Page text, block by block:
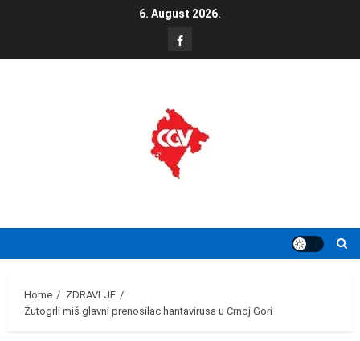
6. August 2026.
FB
Home
ZDRAVLJE
Žutogrli miš glavni prenosilac hantavirusa u Crnoj Gori